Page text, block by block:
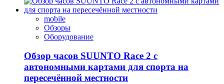
mobile
Обзоры
Оборудование
Обзор часов SUUNTO Race 2 с
автономными картами для спорта на
пересечённой местности